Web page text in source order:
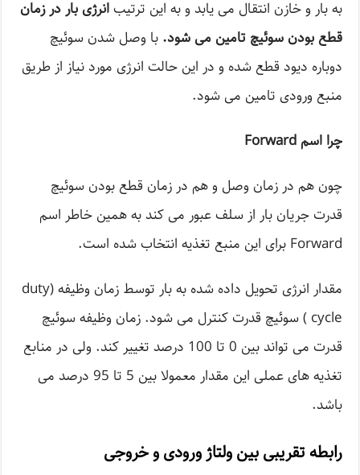
به بار و خازن انتقال می یابد و به این ترتیبانرژی بار در زمان
قطع بودن سوئیچ تامین می شود. با وصل شدن سوئیچ
دوباره دیود قطع شده و در این حالت انرژی مورد نیاز از طریق
منبع ورودی تامین می شود.
چرا اسم Forward
چون هم در زمان وصل و هم در زمان قطع بودن سوئیچ
قدرت جریان بار از سلف عبور می کند به همین خاطر اسم
Forward برای این منبع تغذیه انتخاب شده است.
مقدار انرژی تحویل داده شده به بار توسط زمان وظیفه (duty
cycle ) سوئیچ قدرت کنترل می شود. زمان وظیفه سوئیچ
قدرت می تواند بین 0 تا 100 درصد تغییر کند. ولی در منابع
تغذیه های عملی این مقدار معمولا بین 5 تا 95 درصد می
باشد.
رابطه تقریبی بین ولتاژ ورودی و خروجی